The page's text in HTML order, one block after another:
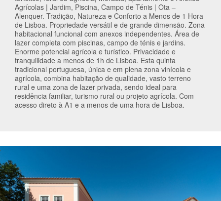
Agrícolas | Jardim, Piscina, Campo de Ténis | Ota –
Alenquer. Tradição, Natureza e Conforto a Menos de 1 Hora
de Lisboa. Propriedade versátil e de grande dimensão. Zona
habitacional funcional com anexos independentes. Área de
lazer completa com piscinas, campo de ténis e jardins.
Enorme potencial agrícola e turístico. Privacidade e
tranquilidade a menos de 1h de Lisboa. Esta quinta
tradicional portuguesa, única e em plena zona vinícola e
agrícola, combina habitação de qualidade, vasto terreno
rural e uma zona de lazer privada, sendo ideal para
residência familiar, turismo rural ou projeto agrícola. Com
acesso direto à A1 e a menos de uma hora de Lisboa.